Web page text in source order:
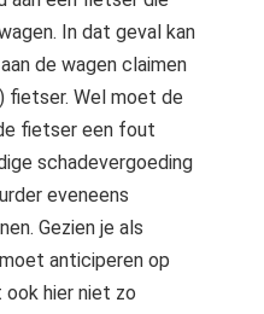
In dat geval kan
de wagen claimen
fietser. Wel moet de
fietser een fout
schadevergoeding
eveneens
Gezien je als
anticiperen op
hier niet zo